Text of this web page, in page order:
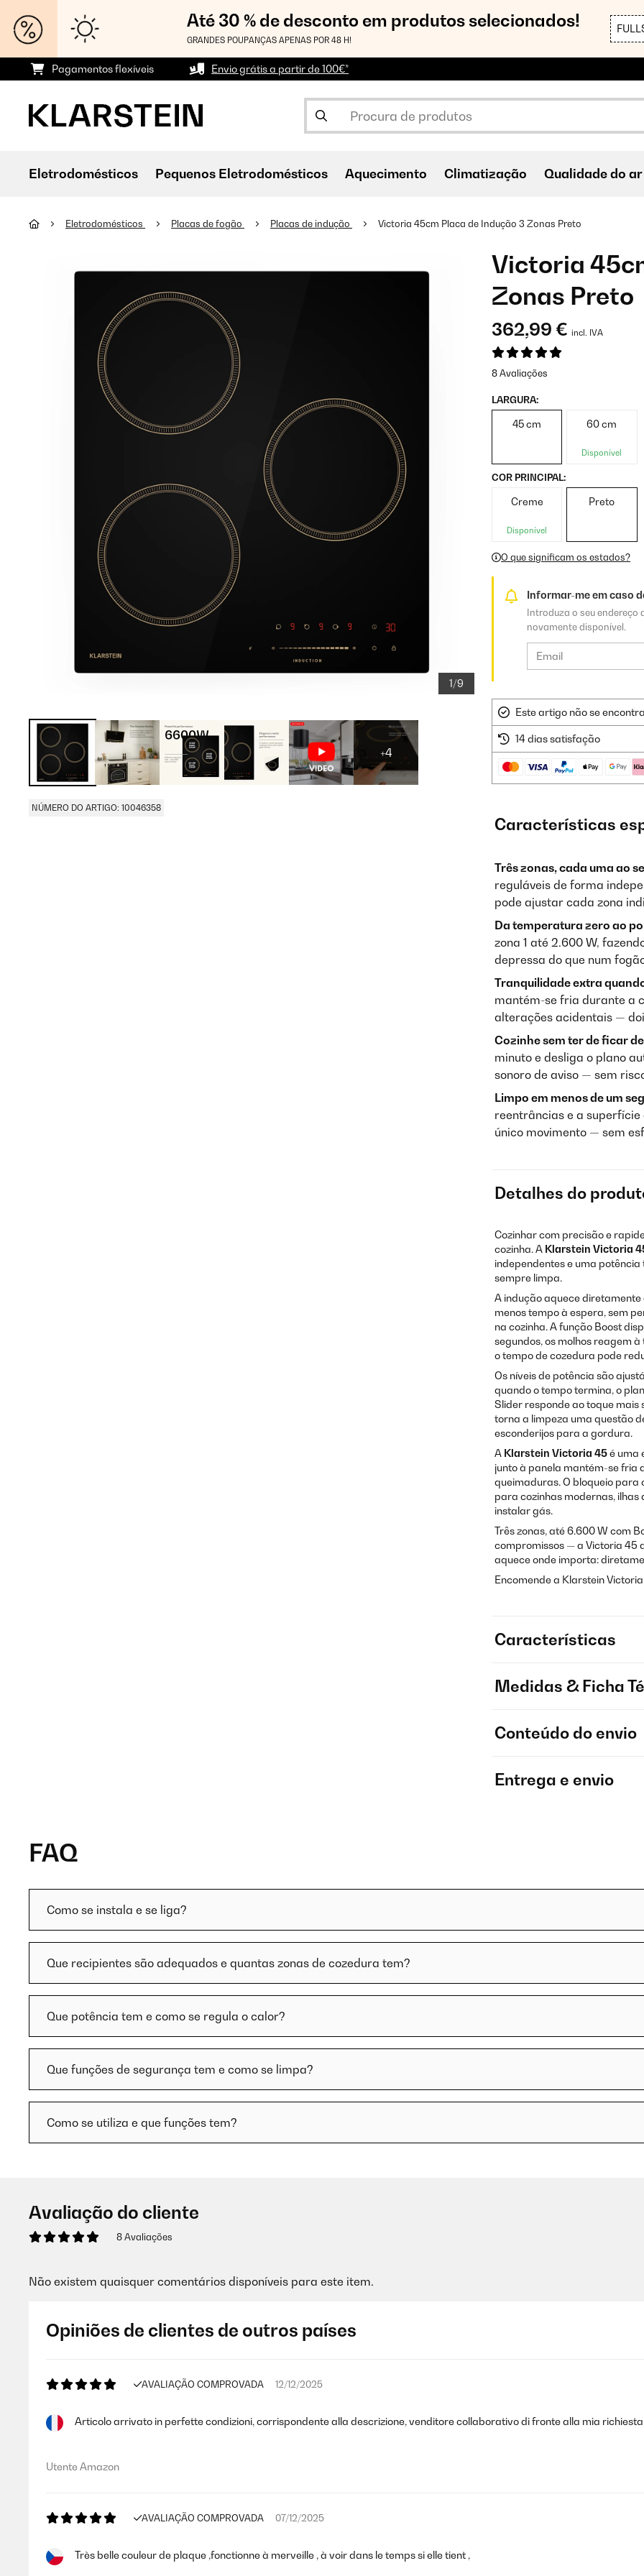
Até 30 % de desconto em produtos selecionados!
GRANDES POUPANÇAS APENAS POR 48 H!
Pagamentos flexíveis Envio grátis a partir de 100€*
Eletrodomésticos Pequenos Eletrodomésticos Aquecimento Climatização Qualidade do ar
Eletrodomésticos Placas de fogão Placas de indução Victoria 45cm Placa de Indução 3 Zonas Preto
1/9
+4
NÚMERO DO ARTIGO: 10046358
Victoria
Zonas Preto
362,99 € incl. IVA
8 Avaliações
LARGURA:
45 cm 60 cm
Disponível
COR PRINCIPAL:
Creme
Disponível
Preto
O que significam os estados?
Informar-me em caso
Introduza o seu endereço
novamente disponível.
Este artigo não se
14 dias satisfação
Características
Três zonas, cada uma ao
reguláveis de forma
pode ajustar cada zona
Da temperatura zero ao
zona 1 até 2.600 W,
depressa do que num
Tranquilidade extra
mantém-se fria durante a
alterações acidentais —
Cozinhe sem ter de ficar
minuto e desliga o plano
sonoro de aviso — sem
Limpo em menos de um
reentrâncias e a
único movimento — sem
Detalhes do
Cozinhar com precisão e
cozinha. A Klarstein Victoria
independentes e uma potência
sempre limpa.
A indução aquece diretamente
menos tempo à espera, sem
na cozinha. A função Boost
segundos, os molhos reagem
o tempo de cozedura pode
Os níveis de potência são
quando o tempo termina, o
Slider responde ao toque mais
torna a limpeza uma questão
esconderijos para a gordura.
A Klarstein Victoria 45é uma
junto à panela mantém-se fria
queimaduras. O bloqueio para
para cozinhas modernas,
instalar gás.
Três zonas, até 6.600 W com
compromissos — a Victoria 45
aquece onde importa:
Encomende a Klarstein
Características
Medidas & Ficha
Conteúdo do envio
Entrega e envio
FAQ
Como se instala e se liga?
Que recipientes são adequados e quantas zonas de cozedura tem?
Que potência tem e como se regula o calor?
Que funções de segurança tem e como se limpa?
Como se utiliza e que funções tem?
Avaliação do cliente
8 Avaliações
Não existem quaisquer comentários disponíveis para este item.
Opiniões de clientes de outros países
AVALIAÇÃO COMPROVADA 12/12/2025
Articolo arrivato in perfette condizioni, corrispondente alla descrizione, venditore collaborativo di fronte alla mia
Utente Amazon
AVALIAÇÃO COMPROVADA 07/12/2025
Très belle couleur de plaque ,fonctionne à merveille , à voir dans le temps si elle tient ,